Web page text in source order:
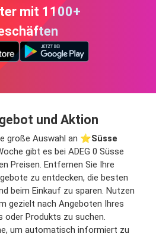
mit 1100+
und Aktion
große Auswahl an ⭐️Süsse
gibt es bei ADEG 0 Süsse
Preisen. Entfernen Sie Ihre
zu entdecken, die besten
beim Einkauf zu sparen. Nutzen
gezielt nach Angeboten Ihres
Produkts zu suchen.
um automatisch informiert zu